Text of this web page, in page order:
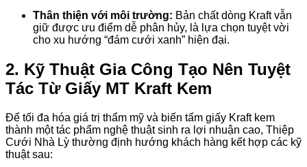
Thân thiện với môi trường: Bản chất dòng Kraft vẫn
giữ được ưu điểm dễ phân hủy, là lựa chọn tuyệt vời
cho xu hướng “đám cưới xanh” hiện đại.
2. Kỹ Thuật Gia Công Tạo Nên Tuyệt
Tác Từ Giấy MT Kraft Kem
Để tối đa hóa giá trị thẩm mỹ và biến tấm giấy Kraft kem
thành một tác phẩm nghệ thuật sinh ra lợi nhuận cao, Thiệp
Cưới Nhà Lỳ thường định hướng khách hàng kết hợp các kỹ
thuật sau: